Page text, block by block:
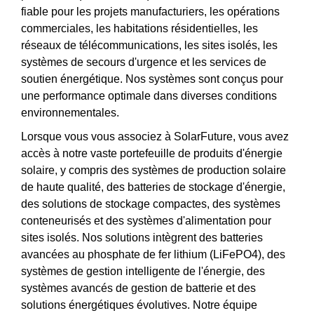
fiable pour les projets manufacturiers, les opérations
commerciales, les habitations résidentielles, les
réseaux de télécommunications, les sites isolés, les
systèmes de secours d'urgence et les services de
soutien énergétique. Nos systèmes sont conçus pour
une performance optimale dans diverses conditions
environnementales.
Lorsque vous vous associez à SolarFuture, vous avez
accès à notre vaste portefeuille de produits d'énergie
solaire, y compris des systèmes de production solaire
de haute qualité, des batteries de stockage d'énergie,
des solutions de stockage compactes, des systèmes
conteneurisés et des systèmes d'alimentation pour
sites isolés. Nos solutions intègrent des batteries
avancées au phosphate de fer lithium (LiFePO4), des
systèmes de gestion intelligente de l'énergie, des
systèmes avancés de gestion de batterie et des
solutions énergétiques évolutives. Notre équipe